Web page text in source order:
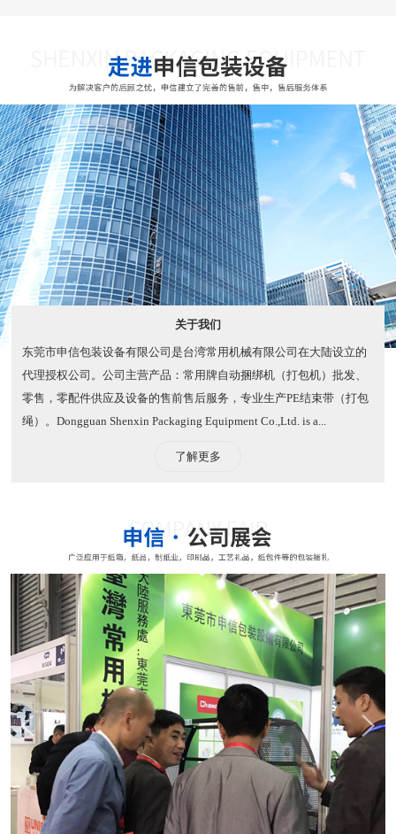
关于我们
东莞市申信包装设备有限公司是台湾常用机械有限公司在大陆设立的
代理授权公司。公司主营产品：常用牌自动捆绑机（打包机）批发、
零售，零配件供应及设备的售前售后服务，专业生产PE结束带（打包
绳）。​ Dongguan Shenxin Packaging Equipment Co.,Ltd. is a...
了解更多